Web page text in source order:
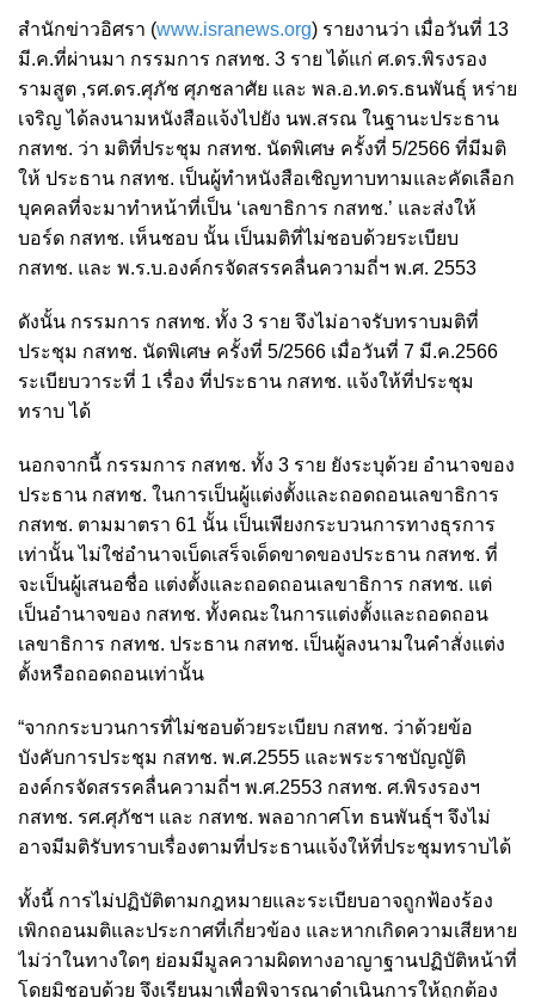
สำนักข่าวอิศรา (www.isranews.org) รายงานว่า เมื่อวันที่ 13
มี.ค.ที่ผ่านมา กรรมการ กสทช. 3 ราย ได้แก่ ศ.ดร.พิรงรอง
รามสูต ,รศ.ดร.ศุภัช ศุภชลาศัย และ พล.อ.ท.ดร.ธนพันธุ์ หร่าย
เจริญ ได้ลงนามหนังสือแจ้งไปยัง นพ.สรณ ในฐานะประธาน
กสทช. ว่า มติที่ประชุม กสทช. นัดพิเศษ ครั้งที่ 5/2566 ที่มีมติ
ให้ ประธาน กสทช. เป็นผู้ทำหนังสือเชิญทาบทามและคัดเลือก
บุคคลที่จะมาทำหน้าที่เป็น ‘เลขาธิการ กสทช.’ และส่งให้
บอร์ด กสทช. เห็นชอบ นั้น เป็นมติที่ไม่ชอบด้วยระเบียบ
กสทช. และ พ.ร.บ.องค์กรจัดสรรคลื่นความถี่ฯ พ.ศ. 2553
ดังนั้น กรรมการ กสทช. ทั้ง 3 ราย จึงไม่อาจรับทราบมติที่
ประชุม กสทช. นัดพิเศษ ครั้งที่ 5/2566 เมื่อวันที่ 7 มี.ค.2566
ระเบียบวาระที่ 1 เรื่อง ที่ประธาน กสทช. แจ้งให้ที่ประชุม
ทราบ ได้
นอกจากนี้ กรรมการ กสทช. ทั้ง 3 ราย ยังระบุด้วย อำนาจของ
ประธาน กสทช. ในการเป็นผู้แต่งตั้งและถอดถอนเลขาธิการ
กสทช. ตามมาตรา 61 นั้น เป็นเพียงกระบวนการทางธุรการ
เท่านั้น ไม่ใช่อำนาจเบ็ดเสร็จเด็ดขาดของประธาน กสทช. ที่
จะเป็นผู้เสนอชื่อ แต่งตั้งและถอดถอนเลขาธิการ กสทช. แต่
เป็นอำนาจของ กสทช. ทั้งคณะในการแต่งตั้งและถอดถอน
เลขาธิการ กสทช. ประธาน กสทช. เป็นผู้ลงนามในคำสั่งแต่ง
ตั้งหรือถอดถอนเท่านั้น
“จากกระบวนการที่ไม่ชอบด้วยระเบียบ กสทช. ว่าด้วยข้อ
บังคับการประชุม กสทช. พ.ศ.2555 และพระราชบัญญัติ
องค์กรจัดสรรคลื่นความถี่ฯ พ.ศ.2553 กสทช. ศ.พิรงรองฯ
กสทช. รศ.ศุภัชฯ และ กสทช. พลอากาศโท ธนพันธุ์ฯ จึงไม่
อาจมีมติรับทราบเรื่องตามที่ประธานแจ้งให้ที่ประชุมทราบได้
ทั้งนี้ การไม่ปฏิบัติตามกฎหมายและระเบียบอาจถูกฟ้องร้อง
เพิกถอนมติและประกาศที่เกี่ยวข้อง และหากเกิดความเสียหาย
ไม่ว่าในทางใดๆ ย่อมมีมูลความผิดทางอาญาฐานปฏิบัติหน้าที่
โดยมิชอบด้วย จึงเรียนมาเพื่อพิจารณาดำเนินการให้ถูกต้อง